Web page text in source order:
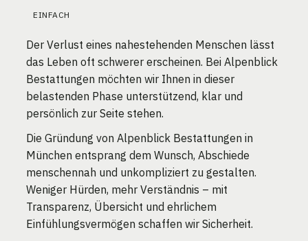
EINFACH
Der Verlust eines nahestehenden Menschen lässt
das Leben oft schwerer erscheinen. Bei Alpenblick
Bestattungen möchten wir Ihnen in dieser
belastenden Phase unterstützend, klar und
persönlich zur Seite stehen.
Die Gründung von Alpenblick Bestattungen in
München entsprang dem Wunsch, Abschiede
menschennah und unkompliziert zu gestalten.
Weniger Hürden, mehr Verständnis – mit
Transparenz, Übersicht und ehrlichem
Einfühlungsvermögen schaffen wir Sicherheit.